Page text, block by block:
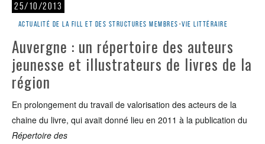
25/10/2013
Actualité de la Fill et des structures membres •Vie littéraire
Auvergne : un répertoire des auteurs
jeunesse et illustrateurs de livres de la
région
En prolongement du travail de valorisation des acteurs de la
chaine du livre, qui avait donné lieu en 2011 à la publication du
Répertoire des